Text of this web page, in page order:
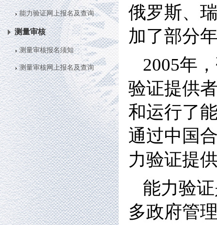
能力验证网上报名及查询
测量审核
测量审核报名须知
测量审核网上报名及查询
俄罗斯、
加了部分
2005年
验证提供
和运行了
通过中国
力验证提
能力验
多政府管